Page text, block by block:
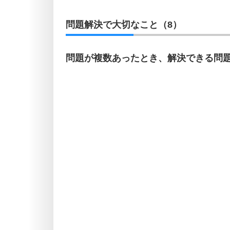
問題解決で大切なこと（8）
問題が複数あったとき、解決できる問